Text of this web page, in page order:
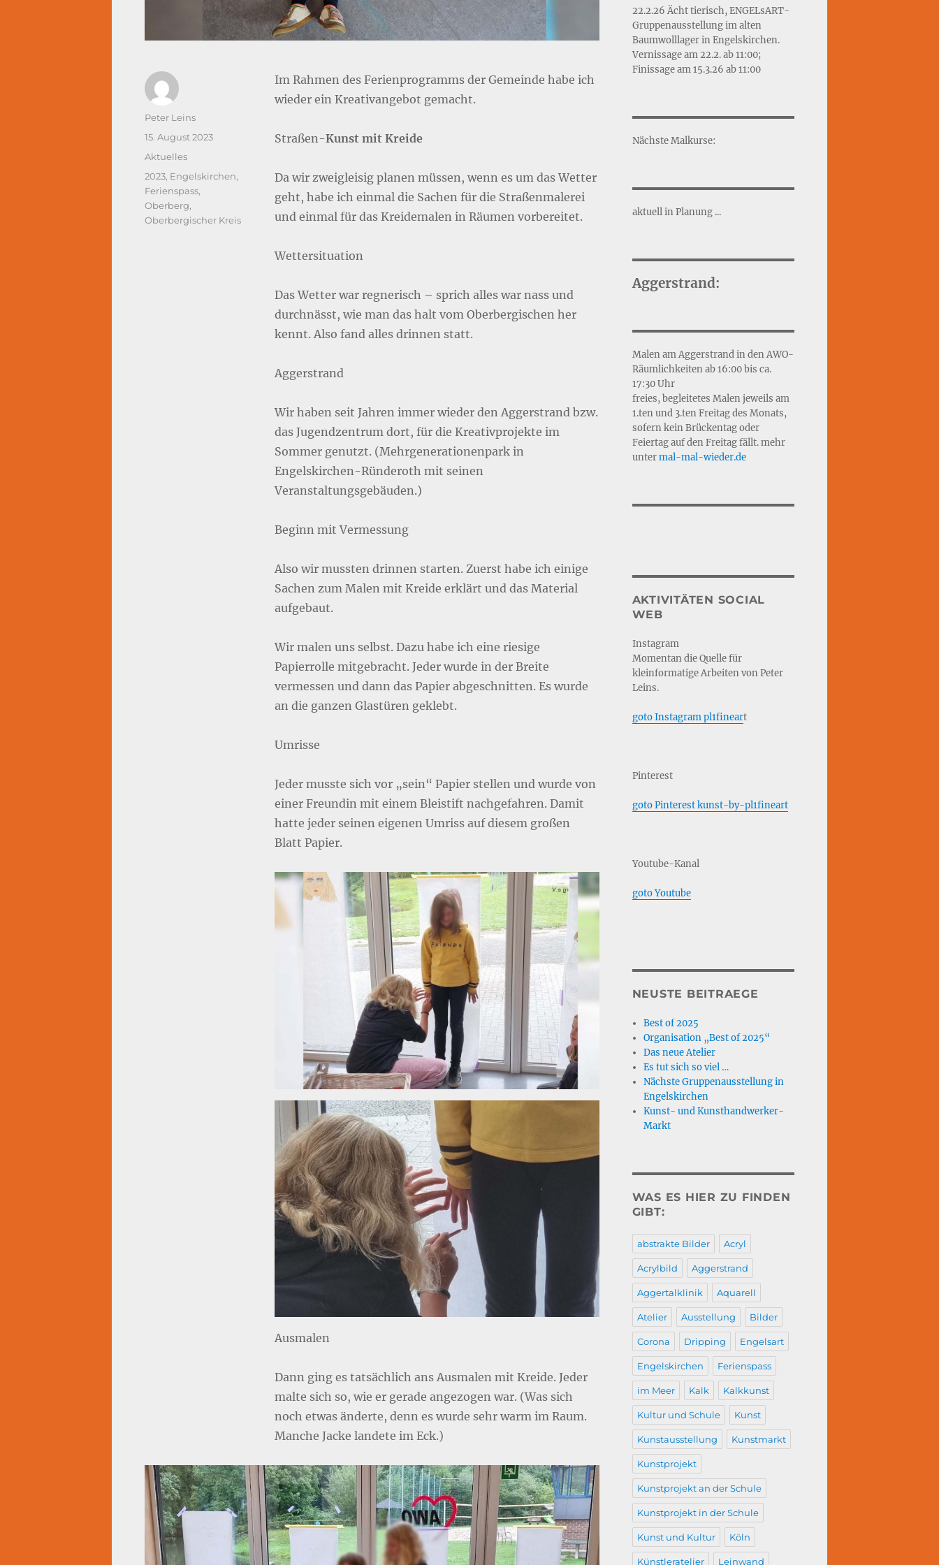
Im Rahmen des Ferienprogramms der Gemeinde habe ich
wieder ein Kreativangebot gemacht.
Straßen-Kunst mit Kreide
Da wir zweigleisig planen müssen, wenn es um das Wetter
geht, habe ich einmal die Sachen für die Straßenmalerei
und einmal für das Kreidemalen in Räumen vorbereitet.
Wettersituation
Das Wetter war regnerisch – sprich alles war nass und
durchnässt, wie man das halt vom Oberbergischen her
kennt. Also fand alles drinnen statt.
Aggerstrand
Wir haben seit Jahren immer wieder den Aggerstrand bzw.
das Jugendzentrum dort, für die Kreativprojekte im
Sommer genutzt. (Mehrgenerationenpark in
Engelskirchen-Ründeroth mit seinen
Veranstaltungsgebäuden.)
Beginn mit Vermessung
Also wir mussten drinnen starten. Zuerst habe ich einige
Sachen zum Malen mit Kreide erklärt und das Material
aufgebaut.
Wir malen uns selbst. Dazu habe ich eine riesige
Papierrolle mitgebracht. Jeder wurde in der Breite
vermessen und dann das Papier abgeschnitten. Es wurde
an die ganzen Glastüren geklebt.
Umrisse
Jeder musste sich vor „sein“ Papier stellen und wurde von
einer Freundin mit einem Bleistift nachgefahren. Damit
hatte jeder seinen eigenen Umriss auf diesem großen
Blatt Papier.
Ausmalen
Dann ging es tatsächlich ans Ausmalen mit Kreide. Jeder
malte sich so, wie er gerade angezogen war. (Was sich
noch etwas änderte, denn es wurde sehr warm im Raum.
Manche Jacke landete im Eck.)
Autor
Peter Leins
Veröffentlicht
am
15. August 2023
Kategorien
Aktuelles
Schlagwörter
2023, Engelskirchen,
Ferienspass,
Oberberg,
Oberbergischer Kreis
22.2.26 Ächt tierisch, ENGELsART-
Gruppenausstellung im alten
Baumwolllager in Engelskirchen.
Vernissage am 22.2. ab 11:00;
Finissage am 15.3.26 ab 11:00
Nächste Malkurse:
aktuell in Planung ...
Aggerstrand:
Malen am Aggerstrand in den AWO-
Räumlichkeiten ab 16:00 bis ca.
17:30 Uhr
freies, begleitetes Malen jeweils am
1.ten und 3.ten Freitag des Monats,
sofern kein Brückentag oder
Feiertag auf den Freitag fällt. mehr
untermal-mal-wieder.de
AKTIVITÄTEN SOCIAL
WEB
Instagram
Momentan die Quelle für
kleinformatige Arbeiten von Peter
Leins.
goto Instagram pl1fineart
Pinterest
goto Pinterest kunst-by-pl1fineart
Youtube-Kanal
goto Youtube
NEUSTE BEITRAEGE
Best of 2025
Organisation „Best of 2025“
Das neue Atelier
Es tut sich so viel …
Nächste Gruppenausstellung in
Engelskirchen
Kunst- und Kunsthandwerker-
Markt
WAS ES HIER ZU FINDEN
GIBT:
abstrakte Bilder Acryl
Acrylbild Aggerstrand
Aggertalklinik Aquarell
Atelier Ausstellung Bilder
Corona Dripping Engelsart
Engelskirchen Ferienspass
im Meer Kalk Kalkkunst
Kultur und Schule Kunst
Kunstausstellung Kunstmarkt
Kunstprojekt
Kunstprojekt an der Schule
Kunstprojekt in der Schule
Kunst und Kultur Köln
Künstleratelier Leinwand